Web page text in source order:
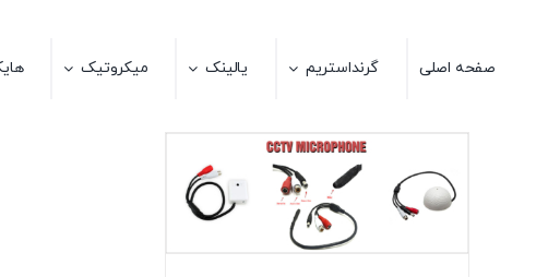
صفحه اصلی گرنداستریم یالینک میکروتیک